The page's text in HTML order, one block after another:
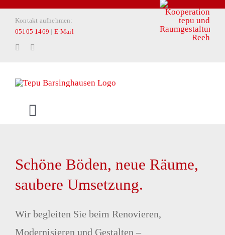
Zum
Inhalt
springen
Kontakt aufnehmen:
05105 1469 | E-Mail
Toggle
Schöne Böden, neue Räume,
saubere Umsetzung.
Wir begleiten Sie beim Renovieren,
Modernisieren und Gestalten –